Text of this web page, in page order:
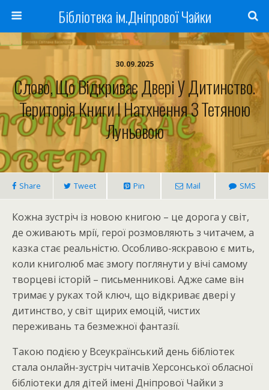
Бібліотека ім.Дніпрової Чайки
30.09.2025
Слово, Що Відкриває Двері У Дитинство.
Територія Книги І Натхнення З Тетяною
Луньовою
Share Tweet Pin Mail SMS
Кожна зустріч із новою книгою – це дорога у світ,
де оживають мрії, герої розмовляють з читачем, а
казка стає реальністю. Особливо-яскравою є мить,
коли книголюб має змогу поглянути у вічі самому
творцеві історій – письменникові. Адже саме він
тримає у руках той ключ, що відкриває двері у
дитинство, у світ щирих емоцій, чистих
переживань та безмежної фантазії.
Такою подією у Всеукраїнський день бібліотек
стала онлайн-зустріч читачів Херсонської обласної
бібліотеки для дітей імені Дніпрової Чайки з